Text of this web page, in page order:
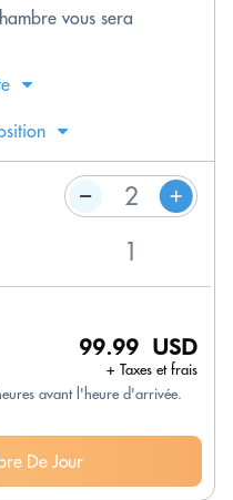
vous sera
99.99 USD
+ Taxes et frais
avant l'heure d'arrivée.
De Jour